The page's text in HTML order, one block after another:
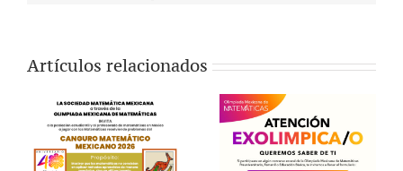
Artículos relacionados